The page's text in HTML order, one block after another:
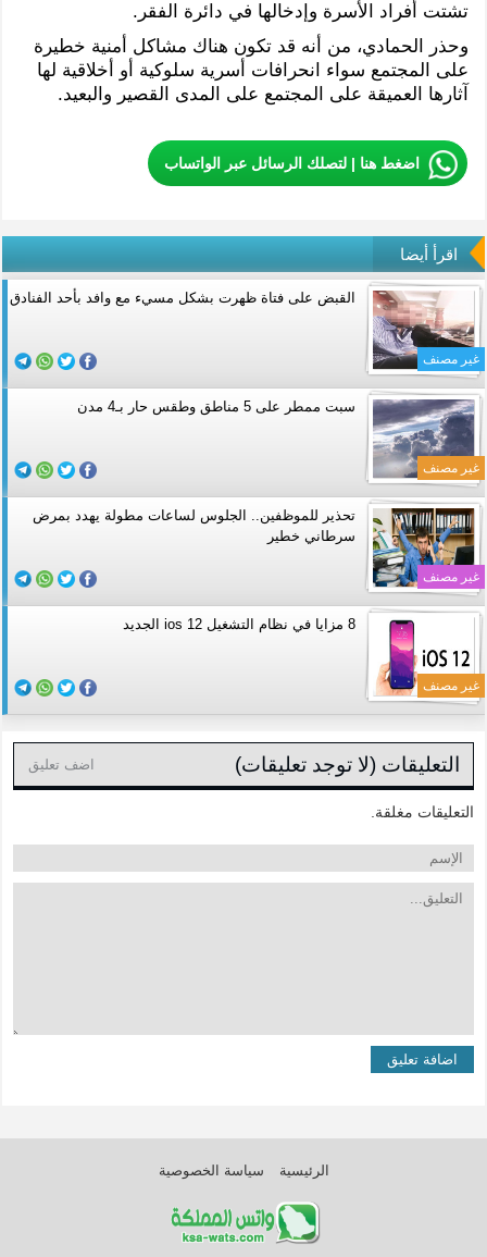
تشتت أفراد الأسرة وإدخالها في دائرة الفقر.
وحذر الحمادي، من أنه قد تكون هناك مشاكل أمنية خطيرة
على المجتمع سواء انحرافات أسرية سلوكية أو أخلاقية لها
آثارها العميقة على المجتمع على المدى القصير والبعيد.
اضغط هنا | لتصلك الرسائل عبر الواتساب
اقرأ أيضا
غير مصنف
القبض على فتاة ظھرت بشكل مسيء مع وافد بأحد الفنادق
غير مصنف
سبت ممطر على 5 مناطق وطقس حار بـ4 مدن
غير مصنف
تحذير للموظفين.. الجلوس لساعات مطولة يهدد بمرض
سرطاني خطير
غير مصنف
8 مزايا في نظام التشغيل ios 12 الجديد
التعليقات (لا توجد تعليقات) اضف تعليق
التعليقات مغلقة.
الرئيسية سياسة الخصوصية